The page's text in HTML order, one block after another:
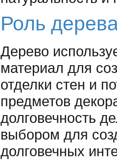
Роль
Дерево
материал для
отделки стен и
предметов
долговечность
выбором для
долговечных